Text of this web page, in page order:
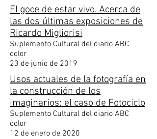
El goce de estar vivo. Acerca de
las dos últimas exposiciones de
Ricardo Migliorisi
Suplemento Cultural del diario ABC
color
23 de junio de 2019
Usos actuales de la fotografía en
la construcción de los
imaginarios: el caso de Fotociclo
Suplemento Cultural del diario ABC
color
12 de enero de 2020